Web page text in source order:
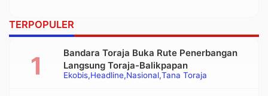
TERPOPULER
Ekobis Headline Nasional Tana Toraja
Bandara Toraja Buka Rute Penerbangan
Langsung Toraja-Balikpapan